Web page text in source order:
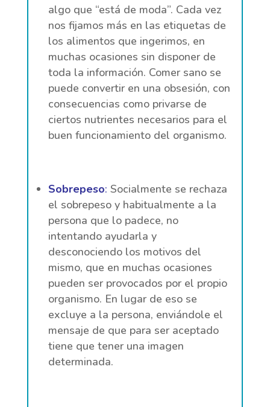
algo que “está de moda”. Cada vez
nos fijamos más en las etiquetas de
los alimentos que ingerimos, en
muchas ocasiones sin disponer de
toda la información. Comer sano se
puede convertir en una obsesión, con
consecuencias como privarse de
ciertos nutrientes necesarios para el
buen funcionamiento del organismo.
Sobrepeso: Socialmente se rechaza
el sobrepeso y habitualmente a la
persona que lo padece, no
intentando ayudarla y
desconociendo los motivos del
mismo, que en muchas ocasiones
pueden ser provocados por el propio
organismo. En lugar de eso se
excluye a la persona, enviándole el
mensaje de que para ser aceptado
tiene que tener una imagen
determinada.